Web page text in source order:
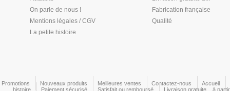
On parle de nous !
Mentions légales / CGV
La petite histoire
Fabrication française
Qualité
Promotions Nouveaux produits Meilleures ventes Contactez-nous Accueil
histoire
Paiement sécurisé Satisfait ou remboursé
Livraison gratuite... à